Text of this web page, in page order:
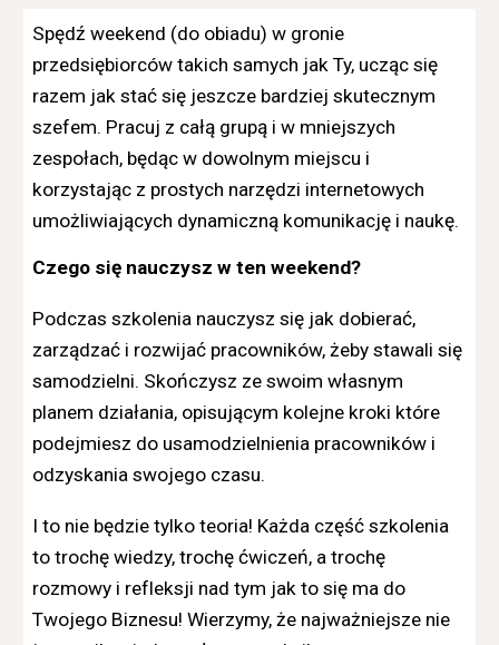
Spędź weekend (do obiadu) w gronie
przedsiębiorców takich samych jak Ty, ucząc się
razem jak stać się jeszcze bardziej skutecznym
szefem. Pracuj z całą grupą i w mniejszych
zespołach, będąc w dowolnym miejscu i
korzystając z prostych narzędzi internetowych
umożliwiających dynamiczną komunikację i naukę.
Czego się nauczysz w ten weekend?
Podczas szkolenia nauczysz się jak dobierać,
zarządzać i rozwijać pracowników, żeby stawali się
samodzielni. Skończysz ze swoim własnym
planem działania, opisującym kolejne kroki które
podejmiesz do usamodzielnienia pracowników i
odzyskania swojego czasu.
I to nie będzie tylko teoria! Każda część szkolenia
to trochę wiedzy, trochę ćwiczeń, a trochę
rozmowy i refleksji nad tym jak to się ma do
Twojego Biznesu! Wierzymy, że najważniejsze nie